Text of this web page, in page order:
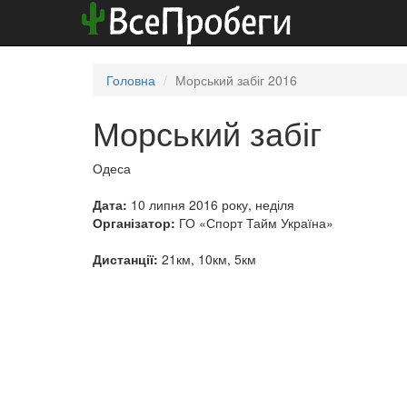
Головна Морський забіг 2016
Морський забіг
Одеса
Дата: 10 липня 2016 року, неділя
Організатор: ГО «Спорт Тайм Україна»
Дистанції: 21км, 10км, 5км